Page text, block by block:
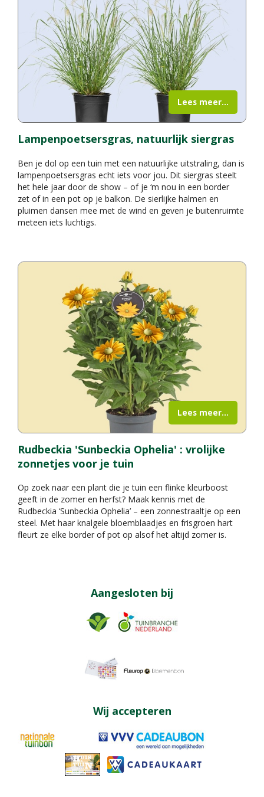
Lampenpoetsersgras, natuurlijk siergras
Ben je dol op een tuin met een natuurlijke uitstraling, dan is
lampenpoetsersgras echt iets voor jou. Dit siergras steelt
het hele jaar door de show – of je ‘m nou in een border
zet of in een pot op je balkon. De sierlijke halmen en
pluimen dansen mee met de wind en geven je buitenruimte
meteen iets luchtigs.
Lees meer...
Rudbeckia 'Sunbeckia Ophelia' : vrolijke
zonnetjes voor je tuin
Op zoek naar een plant die je tuin een flinke kleurboost
geeft in de zomer en herfst? Maak kennis met de
Rudbeckia ‘Sunbeckia Ophelia’ – een zonnestraaltje op een
steel. Met haar knalgele bloemblaadjes en frisgroen hart
fleurt ze elke border of pot op alsof het altijd zomer is.
Lees meer...
Aangesloten bij
Wij accepteren